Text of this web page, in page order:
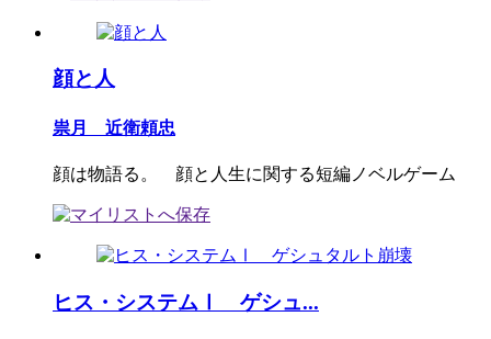
顔と人
祟月 近衛頼忠
顔は物語る。 顔と人生に関する短編ノベルゲーム
ヒス・システムⅠ ゲシュ...